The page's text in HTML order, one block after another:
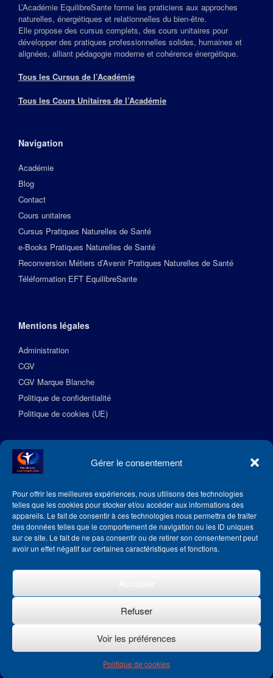
Gérer le consentement
Pour offrir les meilleures expériences, nous utilisons des technologies
telles que les cookies pour stocker et/ou accéder aux informations des
appareils. Le fait de consentir à ces technologies nous permettra de traiter
des données telles que le comportement de navigation ou les ID uniques
sur ce site. Le fait de ne pas consentir ou de retirer son consentement peut
avoir un effet négatif sur certaines caractéristiques et fonctions.
Refuser
Voir les préférences
Politique de cookies
L’Académie EquilibreSante forme les praticiens aux approches
naturelles, énergétiques et relationnelles du bien‑être.
Elle propose des cursus complets, des cours unitaires pour
développer des pratiques professionnelles solides, humaines et
alignées, alliant pédagogie moderne et cohérence énergétique.
Tous les Cursus de l’Académie
Tous les Cours Unitaires de l’Académie
Navigation
Académie
Blog
Contact
Cours unitaires
Cursus Pratiques Naturelles de Santé
e-Books Pratiques Naturelles de Santé
Reconversion Métiers d’Avenir Pratiques Naturelles de Santé
Téléformation EFT EquilibreSante
Mentions légales
Administration
CGV
CGV Marque Blanche
Politique de confidentialité
Politique de cookies (UE)
Suivez l’Académie EquilibreSante
Theme bySiteOrigin